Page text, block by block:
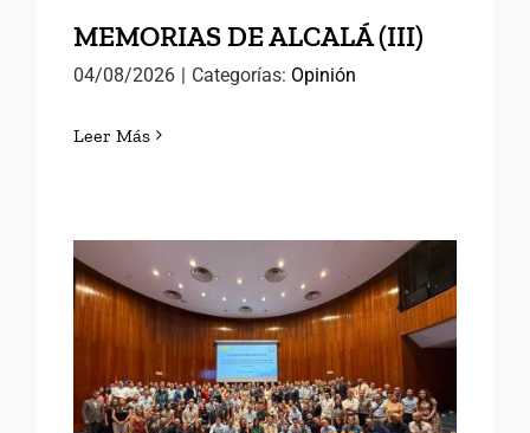
MEMORIAS DE ALCALÁ (III)
04/08/2026 | Categorías: Opinión
Leer Más
EN EL INAP CON LAS
NUEVAS PROMOCIONES
DE FUNCIONARIOS